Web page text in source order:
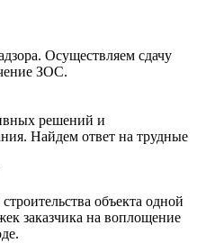
Осуществляем сдачу
ЗОС.
решений и
Найдем ответ на трудные
объекта одной
заказчика на воплощение